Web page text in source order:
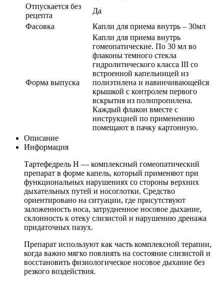
Отпускается без
рецепта
Да
Фасовка
Капли для приема внутрь – 30мл
Форма выпуска
Капли для приема внутрь
гомеопатические. По 30 мл во
флаконы темного стекла
гидролитического класса III со
встроенной капельницей из
полиэтилена и навинчивающейся
крышкой с контролем первого
вскрытия из полипропилена.
Каждый флакон вместе с
инструкцией по применению
помещают в пачку картонную.
Описание
Информация
Тартефедрель Н — комплексный гомеопатический
препарат в форме капель, который применяют при
функциональных нарушениях со стороны верхних
дыхательных путей и носоглотки. Средство
ориентировано на ситуации, где присутствуют
заложенность носа, затрудненное носовое дыхание,
склонность к отеку слизистой и нарушению дренажа
придаточных пазух.
Препарат используют как часть комплексной терапии,
когда важно мягко повлиять на состояние слизистой и
восстановить физиологическое носовое дыхание без
резкого воздействия.